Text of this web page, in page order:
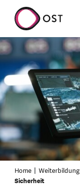
Home Weiterbildung
Sicherheit